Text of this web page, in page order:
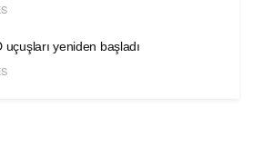
uçuşları yeniden başladı